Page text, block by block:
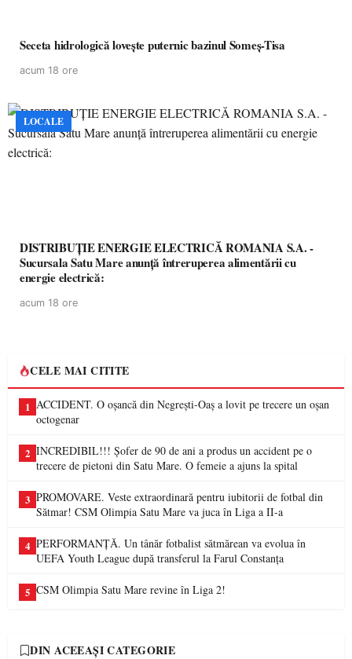
Seceta hidrologică lovește puternic bazinul Someș-Tisa
acum 18 ore
LOCALE
DISTRIBUȚIE ENERGIE ELECTRICĂ ROMANIA S.A. -
Sucursala Satu Mare anunţă întreruperea alimentării cu
energie electrică:
acum 18 ore
CELE MAI CITITE
1 ACCIDENT. O oșancă din Negrești-Oaș a lovit pe trecere un oșan
octogenar
2 INCREDIBIL!!! Șofer de 90 de ani a produs un accident pe o
trecere de pietoni din Satu Mare. O femeie a ajuns la spital
3 PROMOVARE. Veste extraordinară pentru iubitorii de fotbal din
Sătmar! CSM Olimpia Satu Mare va juca în Liga a II-a
4 PERFORMANȚĂ. Un tânăr fotbalist sătmărean va evolua în
UEFA Youth League după transferul la Farul Constanța
5 CSM Olimpia Satu Mare revine în Liga 2!
DIN ACEEAȘI CATEGORIE